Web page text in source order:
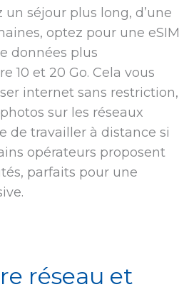
un séjour plus long, d’une
optez pour une eSIM
données plus
10 et 20 Go. Cela vous
internet sans restriction,
sur les réseaux
de travailler à distance si
opérateurs proposent
parfaits pour une
réseau et